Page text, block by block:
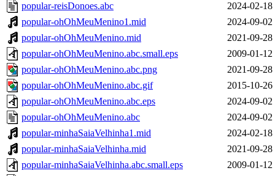
popular-reisDonoes.abc
2024-02-18
popular-ohOhMeuMenino1.mid
2024-09-02
popular-ohOhMeuMenino.mid
2021-09-28
popular-ohOhMeuMenino.abc.small.eps
2009-01-12
popular-ohOhMeuMenino.abc.png
2021-09-28
popular-ohOhMeuMenino.abc.gif
2015-10-26
popular-ohOhMeuMenino.abc.eps
2024-09-02
popular-ohOhMeuMenino.abc
2024-09-02
popular-minhaSaiaVelhinha1.mid
2024-02-18
popular-minhaSaiaVelhinha.mid
2021-09-28
popular-minhaSaiaVelhinha.abc.small.eps
2009-01-12